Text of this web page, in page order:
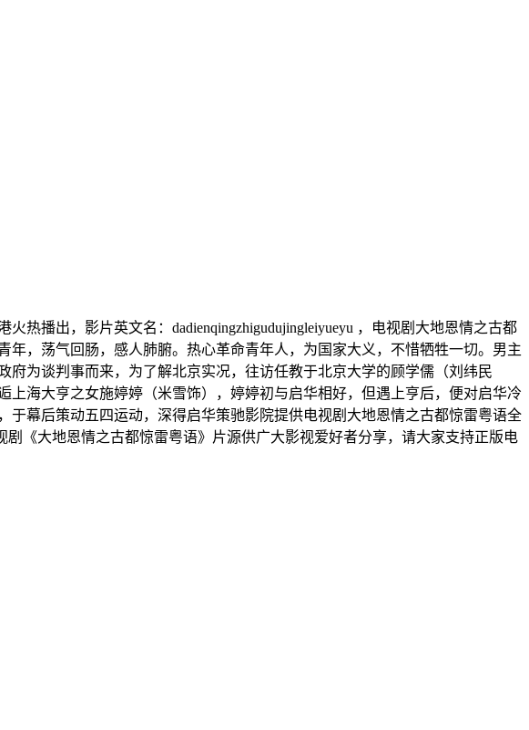
热播出，影片英文名：dadienqingzhigudujingleiyueyu ，电视剧大地恩情之古都
，荡气回肠，感人肺腑。热心革命青年人，为国家大义，不惜牺牲一切。男主
为谈判事而来，为了解北京实况，往访任教于北京大学的顾学儒（刘纬民
海大亨之女施婷婷（米雪饰），婷婷初与启华相好，但遇上亨后，便对启华冷
幕后策动五四运动，深得启华策驰影院提供电视剧大地恩情之古都惊雷粤语全
《大地恩情之古都惊雷粤语》片源供广大影视爱好者分享，请大家支持正版电